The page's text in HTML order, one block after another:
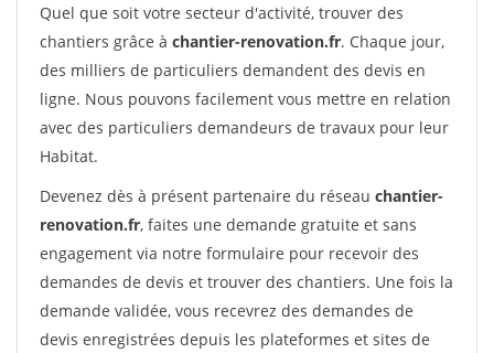
Quel que soit votre secteur d'activité, trouver des
chantiers grâce à chantier-renovation.fr. Chaque jour,
des milliers de particuliers demandent des devis en
ligne. Nous pouvons facilement vous mettre en relation
avec des particuliers demandeurs de travaux pour leur
Habitat.
Devenez dès à présent partenaire du réseau chantier-
renovation.fr, faites une demande gratuite et sans
engagement via notre formulaire pour recevoir des
demandes de devis et trouver des chantiers. Une fois la
demande validée, vous recevrez des demandes de
devis enregistrées depuis les plateformes et sites de